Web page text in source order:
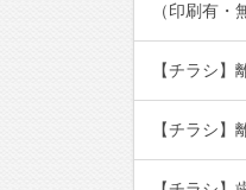
（印刷有・
【チラシ
【チラシ